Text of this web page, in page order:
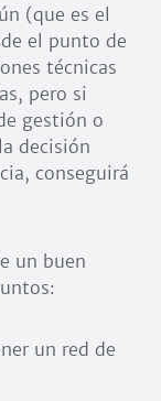
(que es el
el punto de
técnicas
pero si
gestión o
decisión
conseguirá
un buen
un red de